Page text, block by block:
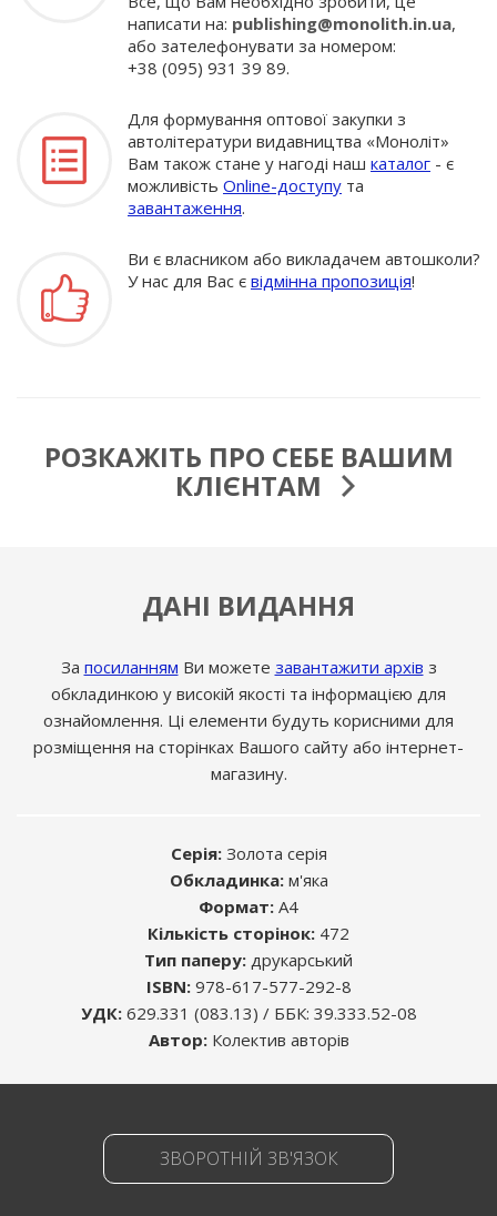
написати на: publishing@monolith.in.ua,
або зателефонувати за номером:
+38 (095) 931 39 89.
Для формування оптової закупки з
автолітератури видавництва «Моноліт»
Вам також стане у нагоді наш каталог - є
можливість Online-доступу та
завантаження.
Ви є власником або викладачем автошколи?
У нас для Вас є відмінна пропозиція!
РОЗКАЖІТЬ ПРО СЕБЕ ВАШИМ
КЛІЄНТАМ
Розміщуючи рекламу в книгах, Ви знаходите
саме ту цільову аудиторію, яка Вам
необхідна.
Середній термін життя будь-якого видання -
5 років. Цього достатньо, щоб інформація,
Більш детальнотут
ДАНІ ВИДАННЯ
За посиланням Ви можете завантажити архів з
обкладинкою у високій якості та інформацією для
ознайомлення. Ці елементи будуть корисними для
розміщення на сторінках Вашого сайту або інтернет-
магазину.
Серія:Золота серія
Обкладинка:м'яка
Формат: A4
Кількість сторінок: 472
Тип паперу: друкарський
ISBN:978-617-577-292-8
УДК:629.331 (083.13) / ББК: 39.333.52-08
Автор:Колектив авторів
ЗВОРОТНІЙ ЗВ'ЯЗОК